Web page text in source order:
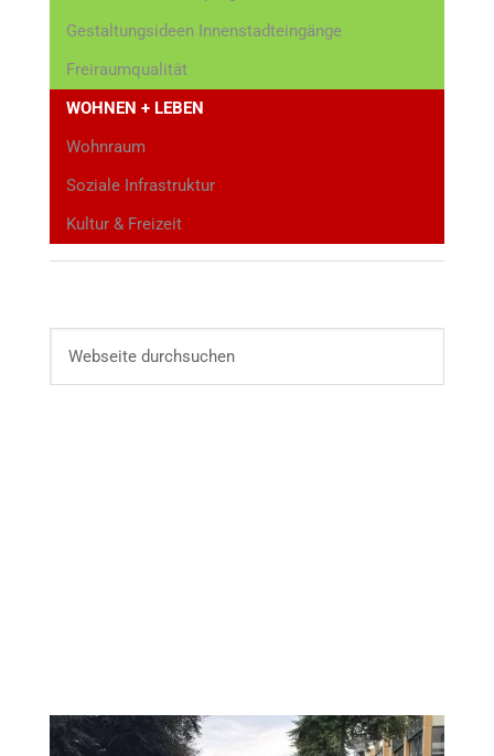
Gestaltungsideen Innenstadteingänge
Freiraumqualität
WOHNEN + LEBEN
Wohnraum
Soziale Infrastruktur
Kultur & Freizeit